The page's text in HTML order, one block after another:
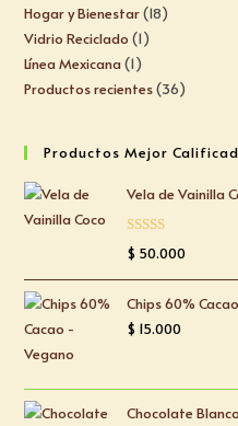
Hogar y Bienestar 18
Vidrio Reciclado 1
Línea Mexicana 1
Productos recientes 36
Productos Mejor
Vela de Vainilla
Valorado
$ 50.000
Chips 60%
$ 15.000
Chocolate